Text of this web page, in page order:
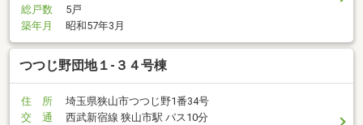
総戸数
5戸
築年月
昭和57年3月
つつじ野団地１-３４号棟
住 所
埼玉県狭山市つつじ野1番34号
交 通
西武新宿線 狭山市駅 バス10分